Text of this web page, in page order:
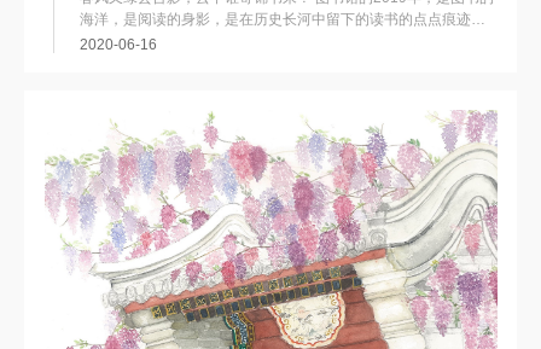
海洋，是阅读的身影，是在历史长河中留下的读书的点点痕迹。
不妨跟随北京大学图...
2020-06-16